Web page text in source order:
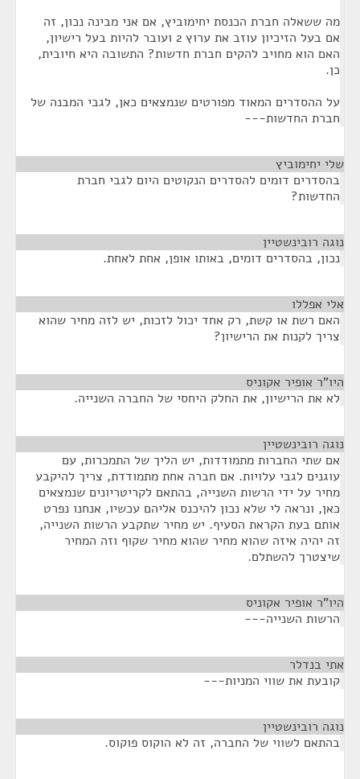
מה ששאלה חברת הכנסת יחימוביץ, אם אני מבינה נכון, זה
אם בעל הזיכיון עוזב את ערוץ 2 ועובר להיות בעל רישיון,
האם הוא מחויב להקים חברת חדשות? התשובה היא חיובית,
כן.
על ההסדרים המאוד מפורטים שנמצאים כאן, לגבי המבנה של
חברת החדשות---
שלי יחימוביץ
בהסדרים דומים להסדרים הנקוטים היום לגבי חברת
החדשות?
נוגה רובינשטיין
נכון, בהסדרים דומים, באותו אופן, אחת לאחת.
אלי אפללו
האם רשת או קשת, רק אחד יכול לזכות, יש לזה מחיר שהוא
צריך לקנות את הרישיון?
היו"ר אופיר אקוניס
לא את הרישיון, את החלק היחסי של החברה השנייה.
נוגה רובינשטיין
אם שתי החברות מתמודדות, יש הליך של התמכרות, עם
עוגנים לגבי עלויות. אם חברה אחת מתמודדת, צריך להיקבע
מחיר על ידי הרשות השנייה, בהתאם לקריטריונים שנמצאים
כאן, ונראה לי שלא נכון להיכנס אליהם עכשיו, אנחנו נפרט
אותם בעת הקראת הסעיף. יש מחיר שתקבע הרשות השנייה,
זה יהיה איזה שהוא מחיר שהוא מחיר שקוף וזה המחיר
שיצטרך להשתלם.
היו"ר אופיר אקוניס
הרשות השנייה---
אתי בנדלר
קובעת את שווי המניות---
נוגה רובינשטיין
בהתאם לשווי של החברה, זה לא הוקוס פוקוס.